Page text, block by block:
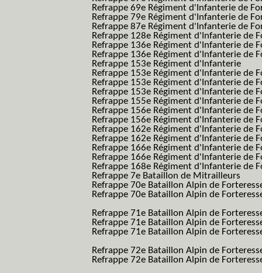
Refrappe 69e Régiment d'Infanterie de
Refrappe 79e Régiment d'Infanterie de
Refrappe 87e Régiment d'Infanterie de
Refrappe 128e Régiment d'Infanterie de
Refrappe 136e Régiment d'Infanterie de
Refrappe 136e Régiment d'Infanterie de
Refrappe 153e Régiment d'Infanterie
Refrappe 153e Régiment d'Infanterie de
Refrappe 153e Régiment d'Infanterie de
Refrappe 153e Régiment d'Infanterie de
Refrappe 155e Régiment d'Infanterie de
Refrappe 156e Régiment d'Infanterie de
Refrappe 156e Régiment d'Infanterie de
Refrappe 162e Régiment d'Infanterie de
Refrappe 162e Régiment d'Infanterie de
Refrappe 166e Régiment d'Infanterie de
Refrappe 166e Régiment d'Infanterie de
Refrappe 168e Régiment d'Infanterie de
Refrappe 7e Bataillon de Mitrailleurs
Refrappe 70e Bataillon Alpin de
Refrappe 70e Bataillon Alpin de
Refrappe 71e Bataillon Alpin de
Refrappe 71e Bataillon Alpin de
Refrappe 71e Bataillon Alpin de
Refrappe 72e Bataillon Alpin de
Refrappe 72e Bataillon Alpin de